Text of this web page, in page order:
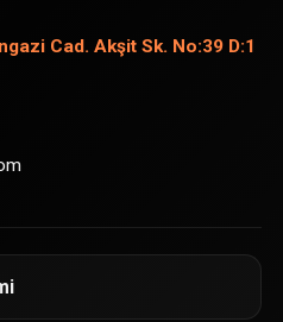
Cad. Akşit Sk. No:39 D:1